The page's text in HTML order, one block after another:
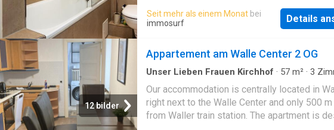
schnelles WLAN. -Service: Wöchentliche
auf Wunsch möglich. -Lage: Top Anbindung
B6/A27. Hafen & Überseestadt in Min.
Seit mehr als einem Monat bei
immosurf
Details
12 bilder
Appartement am Walle Center 2 OG
Unser Lieben Frauen Kirchhof · 57 m² · 3
Our accommodation is centrally located in
right next to the Walle Center and only 500 m
from Waller train station. The apartment is